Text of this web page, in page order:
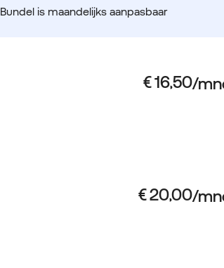
Bundel is maandelijks aanpasbaar